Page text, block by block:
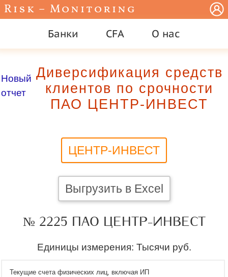
Risk – Monitoring
Банки CFA О нас
Новый
отчет
Диверсификация средств
клиентов по срочности
ПАО ЦЕНТР-ИНВЕСТ
ЦЕНТР-ИНВЕСТ
Выгрузить в Excel
№ 2225 ПАО ЦЕНТР-ИНВЕСТ
Единицы измерения: Тысячи руб.
Текущие счета физических лиц, включая ИП